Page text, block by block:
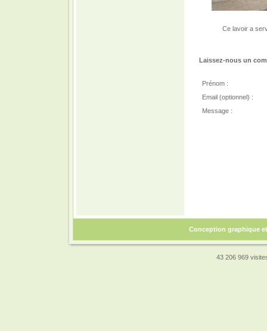
Ce lavoir a
Laissez-nous un
Prénom :
Email (optionnel) :
Message :
Conception graphique
43 206 969